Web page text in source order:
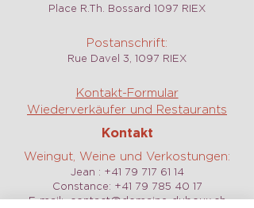
Place R.Th. Bossard 1097 RIEX
Postanschrift:
Rue Davel 3, 1097 RIEX
Kontakt-Formular
Wiederverkäufer und Restaurants
Kontakt
Weingut, Weine und Verkostungen:
Jean : +41 79 717 61 14
Constance: +41 79 785 40 17
E-mail:contact@domaine-duboux.ch